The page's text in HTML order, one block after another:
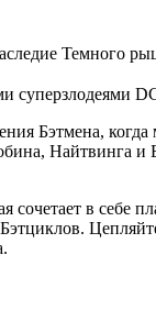
Темного
суперзлодеями
Бэтмена,
Найтвинга и
сочетает в